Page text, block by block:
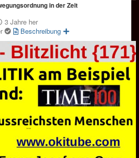
in der Zeit
3 Jahre her
Beschreibung